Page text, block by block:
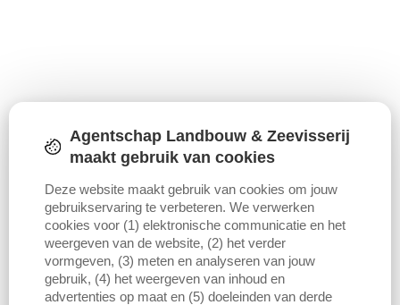
Agentschap Landbouw & Zeevisserij
maakt gebruik van cookies
Deze website maakt gebruik van cookies om jouw
gebruikservaring te verbeteren. We verwerken
cookies voor (1) elektronische communicatie en het
weergeven van de website, (2) het verder
vormgeven, (3) meten en analyseren van jouw
gebruik, (4) het weergeven van inhoud en
advertenties op maat en (5) doeleinden van derde